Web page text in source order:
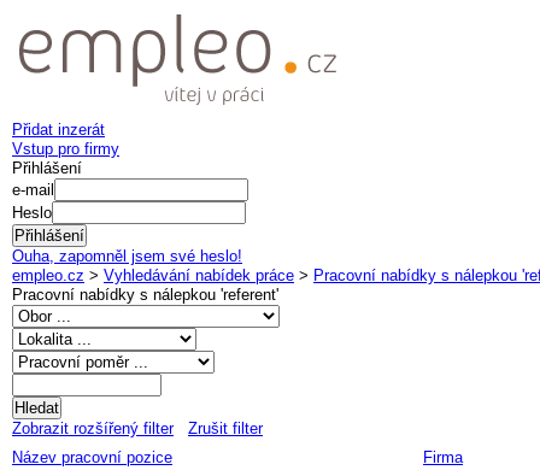
Přidat inzerát
Vstup pro firmy
Přihlášení
e-mail
Heslo
Ouha, zapomněl jsem své heslo!
empleo.cz > Vyhledávání nabídek práce > Pracovní nabídky s nálepkou
Pracovní nabídky s nálepkou 'referent'
Zobrazit rozšířený filter
Zrušit filter
Název pracovní pozice
Firma